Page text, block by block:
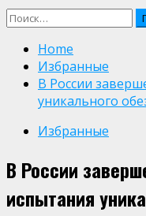
Найти:
Home
Избранные
В России
уникального
Избранные
В России
испытания